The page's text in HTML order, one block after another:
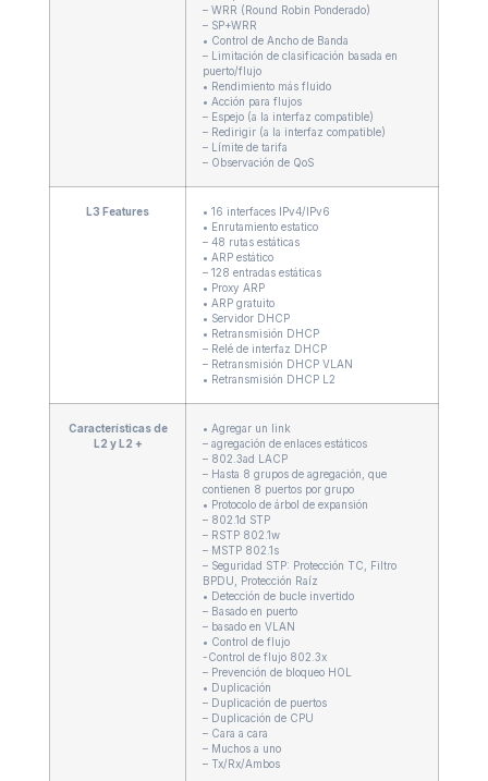
– WRR (Round Robin Ponderado)
– SP+WRR
• Control de Ancho de Banda
– Limitación de clasificación basada en
puerto/flujo
• Rendimiento más fluido
• Acción para flujos
– Espejo (a la interfaz compatible)
– Redirigir (a la interfaz compatible)
– Límite de tarifa
– Observación de QoS
L3 Features
• 16 interfaces IPv4/IPv6
• Enrutamiento estatico
– 48 rutas estáticas
• ARP estático
– 128 entradas estáticas
• Proxy ARP
• ARP gratuito
• Servidor DHCP
• Retransmisión DHCP
– Relé de interfaz DHCP
– Retransmisión DHCP VLAN
• Retransmisión DHCP L2
Características de
L2 y L2 +
• Agregar un link
– agregación de enlaces estáticos
– 802.3ad LACP
– Hasta 8 grupos de agregación, que
contienen 8 puertos por grupo
• Protocolo de árbol de expansión
– 802.1d STP
– RSTP 802.1w
– MSTP 802.1s
– Seguridad STP: Protección TC, Filtro
BPDU, Protección Raíz
• Detección de bucle invertido
– Basado en puerto
– basado en VLAN
• Control de flujo
-Control de flujo 802.3x
– Prevención de bloqueo HOL
• Duplicación
– Duplicación de puertos
– Duplicación de CPU
– Cara a cara
– Muchos a uno
– Tx/Rx/Ambos